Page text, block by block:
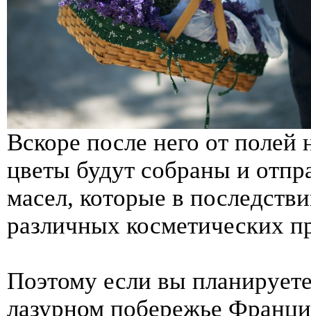
Вскоре после него от полей
цветы будут собраны и
масел, которые в
различных косметических
Поэтому если вы
лазурном побережье